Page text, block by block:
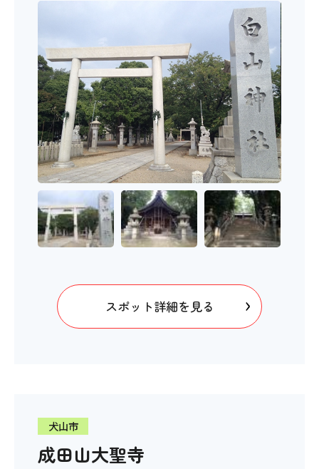
スポット詳細を見る
犬山市
成田山大聖寺